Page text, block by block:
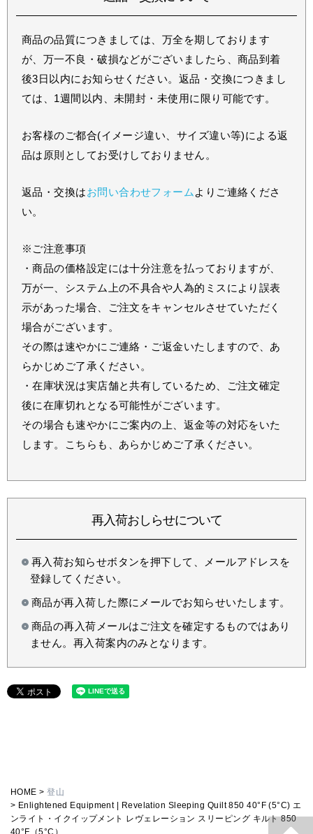
商品の品質につきましては、万全を期しております
が、万一不良・破損などがございましたら、商品到着
後3日以内にお知らせください。返品・交換につきまし
ては、1週間以内、未開封・未使用に限り可能です。
お客様のご都合(イメージ違い、サイズ違い等)による返
品は原則としてお受けしておりません。
返品・交換はお問い合わせフォーム よりご連絡くださ
い。
※ご注意事項
・商品の価格設定には十分注意を払っておりますが、
万が一、システム上の不具合や人為的ミスにより誤表
示があった場合、ご注文をキャンセルさせていただく
場合がございます。
その際は速やかにご連絡・ご返金いたしますので、あ
らかじめご了承ください。
・在庫状況は実店舗と共有しているため、ご注文確定
後に在庫切れとなる可能性がございます。
その場合も速やかにご案内の上、返金等の対応をいた
します。こちらも、あらかじめご了承ください。
再入荷おしらせについて
再入荷お知らせボタンを押下して、メールアドレスを
登録してください。
商品が再入荷した際にメールでお知らせいたします。
商品の再入荷メールはご注文を確定するものではあり
ません。再入荷案内のみとなります。
HOME
登山
Enlightened Equipment | Revelation Sleeping Quilt 850 40°F (5°C) エ
ンライト・イクイップメント レヴェレーション スリーピング キルト 850